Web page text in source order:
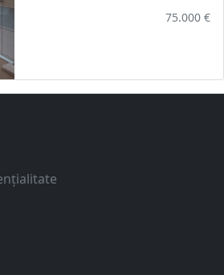
75.000 €